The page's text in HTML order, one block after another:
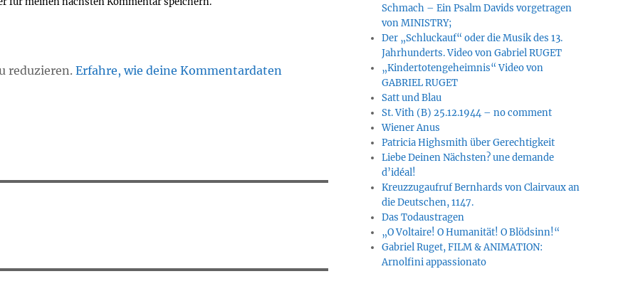
reduzieren.Erfahre, wie deine Kommentardaten
Schmach – Ein Psalm Davids vorgetragen
von MINISTRY;
Der „Schluckauf“ oder die Musik des 13.
Jahrhunderts. Video von Gabriel RUGET
„Kindertotengeheimnis“ Video von
GABRIEL RUGET
Satt und Blau
St. Vith (B) 25.12.1944 – no comment
Wiener Anus
Patricia Highsmith über Gerechtigkeit
Liebe Deinen Nächsten? une demande
d’idéal!
Kreuzzugaufruf Bernhards von Clairvaux an
die Deutschen, 1147.
Das Todaustragen
„O Voltaire! O Humanität! O Blödsinn!“
Gabriel Ruget, FILM & ANIMATION:
Arnolfini appassionato